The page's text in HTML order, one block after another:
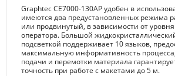
Graphtec CE7000-130AP удобен в
имеются два предустановленных режима
или продвинутый, в зависимости от уровня
оператора. Большой
подсветкой поддерживает 10 языков,
максимальную информативность
подачи и перемотки материала
точность при работе с макетами до 5 м.